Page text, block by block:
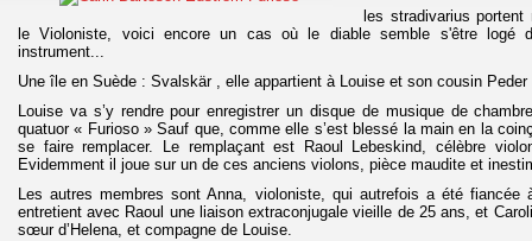
les stradivarius
le Violoniste, voici encore un cas où le diable semble s'être logé
instrument...
Une île en Suède : Svalskär , elle appartient à Louise et son cousin Peder
Louise va s’y rendre pour enregistrer un disque de musique de
quatuor « Furioso » Sauf que, comme elle s’est blessé la main en la
se faire remplacer. Le remplaçant est Raoul Lebeskind, célèbre
Evidemment il joue sur un de ces anciens violons, pièce maudite et
Les autres membres sont Anna, violoniste, qui autrefois a été fiancée
entretient avec Raoul une liaison extraconjugale vieille de 25 ans, et
sœur d’Helena, et compagne de Louise.